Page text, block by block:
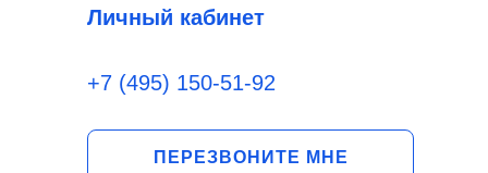
ПЕРЕЗВОНИТЕ МНЕ
Личный кабинет
+7 (495) 150-51-92